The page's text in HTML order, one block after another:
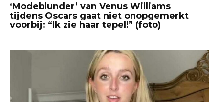
‘Modeblunder’ van Venus Williams
tijdens Oscars gaat niet onopgemerkt
voorbij: “Ik zie haar tepel!” (foto)